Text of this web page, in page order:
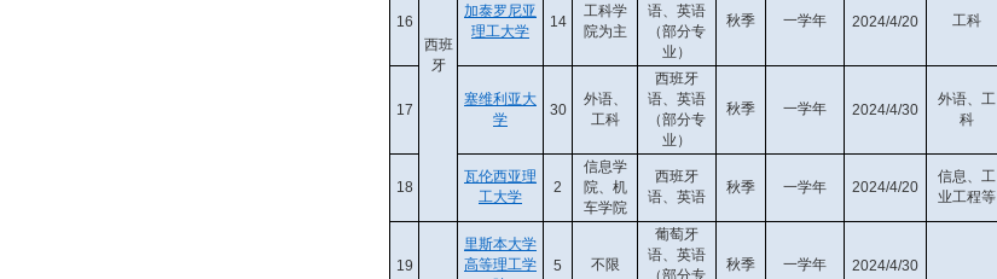
西班
牙
16
加泰罗尼亚
理工大学
14
工科学
院为主
语、英语
（部分专
业）
秋季 一学年 2024/4/20 工科
17
塞维利亚大
学
30
外语、
工科
西班牙
语、英语
（部分专
业）
秋季 一学年 2024/4/30
外语、工
科
18
瓦伦西亚理
工大学
2
信息学
院、机
车学院
西班牙
语、英语
秋季 一学年 2024/4/20
信息、工
业工程等
19
里斯本大学
高等理工学
5 不限
葡萄牙
语、英语
（部分专
秋季 一学年 2024/4/30